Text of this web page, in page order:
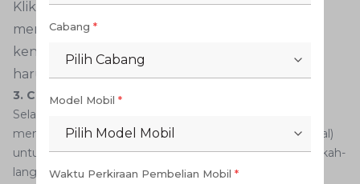
Klik tombol “Cek Sekarang”, maka sistem akan
menampilkan informasi lengkap mengenai
kendaraan Anda, termasuk besaran pajak yang
harus dibayarkan.
3. Cek Pajak Kendaraan via Aplikasi SIGNAL
Selain menggunakan
memanfaatkan aplikasi SIGNAL (Samsat Digital Nasional)
untuk mengecek pajak kendaraan plat AA. Berikut langkah-
langkahnya:
Cabang *
Pilih Cabang
Model Mobil *
Pilih Model Mobil
Waktu Perkiraan Pembelian Mobil *